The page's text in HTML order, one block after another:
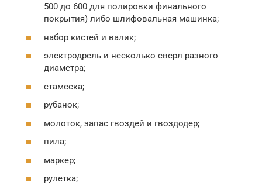
500 до 600 для полировки финального
покрытия) либо шлифовальная машинка;
набор кистей и валик;
электродрель и несколько сверл разного
диаметра;
стамеска;
рубанок;
молоток, запас гвоздей и гвоздодер;
пила;
маркер;
рулетка;